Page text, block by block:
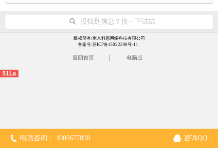
没找到信息？搜一下试试
版权所有:南京科恩网络科技有限公司
备案号:苏ICP备15022290号-11
返回首页 电脑版
电话咨询： 4000677898 咨询QQ
51La